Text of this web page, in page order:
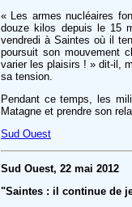
« Les armes nucléaires
douze kilos depuis le 15
vendredi à Saintes où il
poursuit son mouvement
varier les plaisirs ! » dit-il,
sa tension.
Pendant ce temps, les
Matagne et prendre son
Sud Ouest
Sud Ouest, 22 mai 2012
"Saintes : il continue de